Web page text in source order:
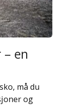
en
må du
og